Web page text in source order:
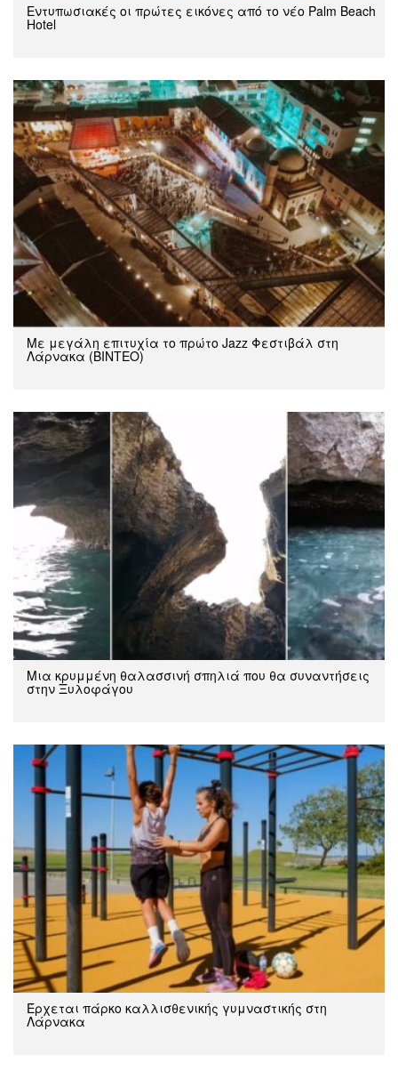
Εντυπωσιακές οι πρώτες εικόνες από το νέο Palm Beach
Hotel
Με μεγάλη επιτυχία το πρώτο Jazz Φεστιβάλ στη
Λάρνακα (ΒΙΝΤΕΟ)
Μια κρυμμένη θαλασσινή σπηλιά που θα συναντήσεις
στην Ξυλοφάγου
Έρχεται πάρκο καλλισθενικής γυμναστικής στη
Λάρνακα